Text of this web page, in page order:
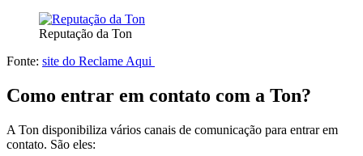
Reputação da Ton
Fonte: site do Reclame Aqui
Como entrar em contato com a Ton?
A Ton disponibiliza vários canais de comunicação para entrar em
contato. São eles: